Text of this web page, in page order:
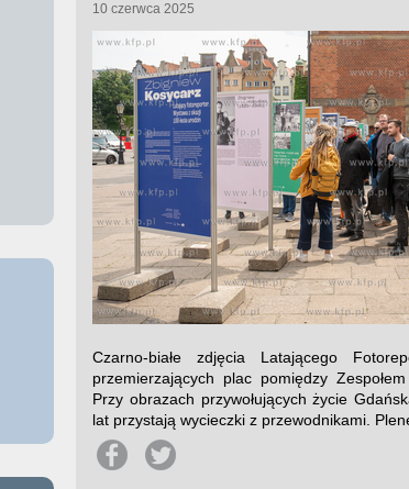
10 czerwca 2025
Czarno-białe zdjęcia Latającego
przemierzających plac pomiędzy
Przy obrazach przywołujących życie
lat przystają wycieczki z przewodnikami.